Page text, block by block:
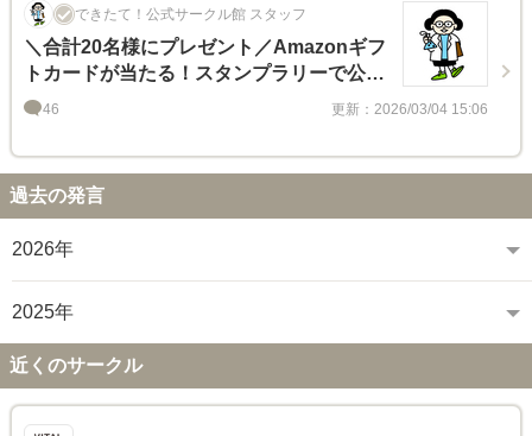
できたて！公式サークル館 スタッフ
＼合計20名様にプレゼント／Amazonギフ
トカードが当たる！スタンプラリーで公式
さんのお部屋をめぐろう！
46 更新：2026/03/04 15:06
過去の発言
2026年
2025年
近くのサークル